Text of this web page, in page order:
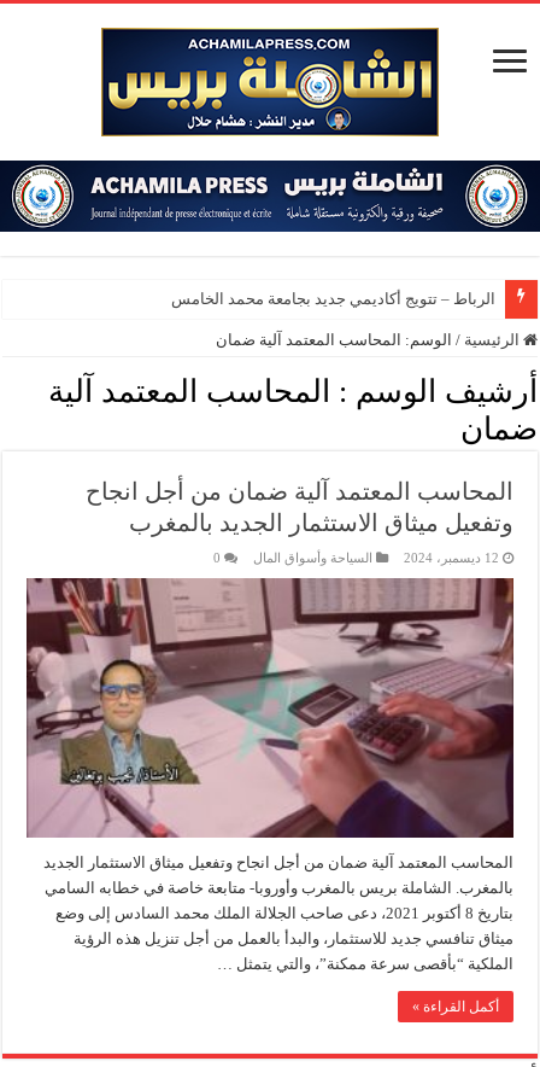
الرباط – تتويج أكاديمي جديد بجامعة محمد الخامس
الرئيسية / الوسم: المحاسب المعتمد آلية ضمان
أرشيف الوسم :
المحاسب المعتمد آلية
ضمان
المحاسب المعتمد آلية ضمان من أجل انجاح
وتفعيل ميثاق الاستثمار الجديد بالمغرب
12 ديسمبر، 2024 السياحة وأسواق المال 0
المحاسب المعتمد آلية ضمان من أجل انجاح وتفعيل ميثاق الاستثمار الجديد
بالمغرب. الشاملة بريس بالمغرب وأوروبا- متابعة خاصة في خطابه السامي
بتاريخ 8 أكتوبر 2021، دعى صاحب الجلالة الملك محمد السادس إلى وضع
ميثاق تنافسي جديد للاستثمار، والبدأ بالعمل من أجل تنزيل هذه الرؤية
الملكية “بأقصى سرعة ممكنة”، والتي يتمثل …
أكمل القراءة »